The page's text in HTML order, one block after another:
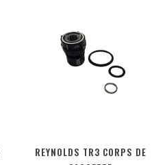
REYNOLDS TR3 CORPS DE